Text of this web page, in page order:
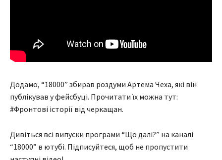
Додамо, “18000” збирав роздуми Артема Чеха, які він
публікував у фейсбуці. Прочитати їх можна тут:
#Фронтові історії від черкащан.
Дивіться всі випуски програми “Що далі?” на каналі
“18000” в ютубі. Підписуйтеся, щоб не пропустити